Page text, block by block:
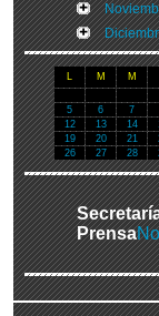
L M M
5
6 7
12
13 14
19
20 21
26
27 28
Prensa